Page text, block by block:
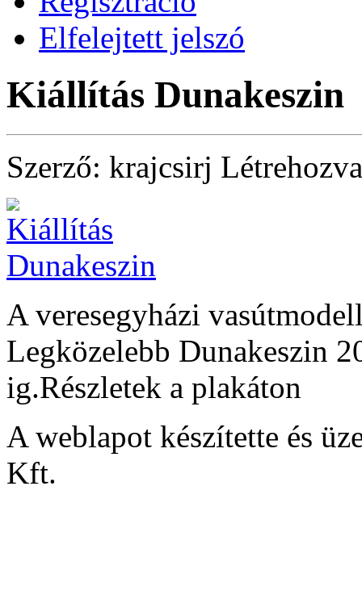
Elfelejtett jelszó
Kiállítás Dunakeszin
Szerző: krajcsirj
A veresegyházi
Legközelebb Dunakeszin
ig.Részletek a plakáton
A weblapot készítette és
Kft.